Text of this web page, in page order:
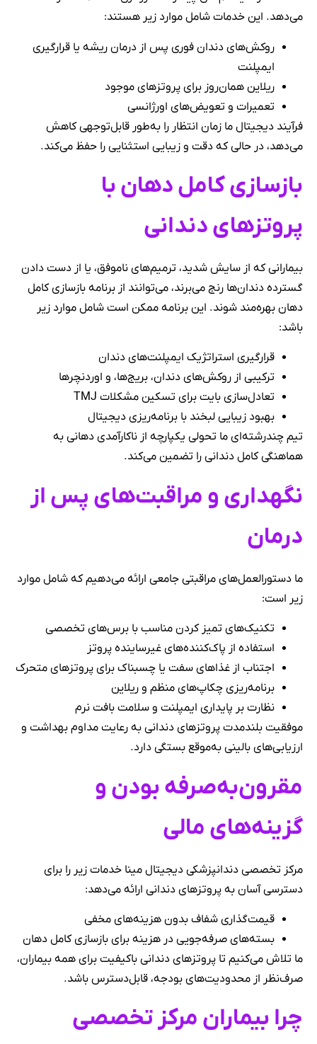
می‌دهد. این خدمات شامل موارد زیر هستند:
روکش‌های دندان فوری پس از درمان ریشه یا قرارگیری
ایمپلنت
ریلاین همان‌روز برای پروتزهای موجود
تعمیرات و تعویض‌های اورژانسی
فرآیند دیجیتال ما زمان انتظار را به‌طور قابل‌توجهی کاهش
می‌دهد، در حالی که دقت و زیبایی استثنایی را حفظ می‌کند.
بازسازی کامل دهان با
پروتزهای دندانی
بیمارانی که از سایش شدید، ترمیم‌های ناموفق، یا از دست دادن
گسترده دندان‌ها رنج می‌برند، می‌توانند از برنامه بازسازی کامل
دهان بهره‌مند شوند. این برنامه ممکن است شامل موارد زیر
باشد:
قرارگیری استراتژیک ایمپلنت‌های دندان
ترکیبی از روکش‌های دندان، بریج‌ها، و اوردنچرها
تعادل‌سازی بایت برای تسکین مشکلات TMJ
بهبود زیبایی لبخند با برنامه‌ریزی دیجیتال
تیم چندرشته‌ای ما تحولی یکپارچه از ناکارآمدی دهانی به
هماهنگی کامل دندانی را تضمین می‌کند.
نگهداری و مراقبت‌های پس از
درمان
ما دستورالعمل‌های مراقبتی جامعی ارائه می‌دهیم که شامل موارد
زیر است:
تکنیک‌های تمیز کردن مناسب با برس‌های تخصصی
استفاده از پاک‌کننده‌های غیرساینده پروتز
اجتناب از غذاهای سفت یا چسبناک برای پروتزهای متحرک
برنامه‌ریزی چکاپ‌های منظم و ریلاین
نظارت بر پایداری ایمپلنت و سلامت بافت نرم
موفقیت بلندمدت پروتزهای دندانی به رعایت مداوم بهداشت و
ارزیابی‌های بالینی به‌موقع بستگی دارد.
مقرون‌به‌صرفه بودن و
گزینه‌های مالی
مرکز تخصصی دندانپزشکی دیجیتال مینا خدمات زیر را برای
دسترسی آسان به پروتزهای دندانی ارائه می‌دهد:
قیمت‌گذاری شفاف بدون هزینه‌های مخفی
بسته‌های صرفه‌جویی در هزینه برای بازسازی کامل دهان
ما تلاش می‌کنیم تا پروتزهای دندانی باکیفیت برای همه بیماران،
صرف‌نظر از محدودیت‌های بودجه، قابل‌دسترس باشد.
چرا بیماران مرکز تخصصی